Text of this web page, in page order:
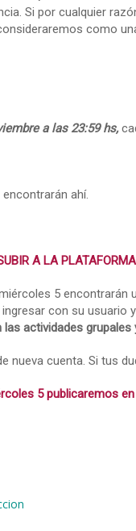
Si por cualquier
como
a las 23:59 hs,
ahí.
A LA PLATAFORMA
5
con su usuario
actividades grupales
nueva cuenta. Si tus
5 publicaremos